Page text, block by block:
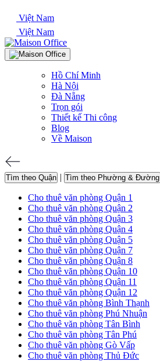
Việt Nam
Việt Nam
Hồ Chí Minh
Hà Nội
Đà Nẵng
Trọn gói
Thiết kế Thi công
Blog
Về Maison
Tìm theo Quận | Tìm theo Phường & Đường
Cho thuê văn phòng Quận 1
Cho thuê văn phòng Quận 2
Cho thuê văn phòng Quận 3
Cho thuê văn phòng Quận 4
Cho thuê văn phòng Quận 5
Cho thuê văn phòng Quận 7
Cho thuê văn phòng Quận 8
Cho thuê văn phòng Quận 10
Cho thuê văn phòng Quận 11
Cho thuê văn phòng Quận 12
Cho thuê văn phòng Bình Thạnh
Cho thuê văn phòng Phú Nhuận
Cho thuê văn phòng Tân Bình
Cho thuê văn phòng Tân Phú
Cho thuê văn phòng Gò Vấp
Cho thuê văn phòng Thủ Đức